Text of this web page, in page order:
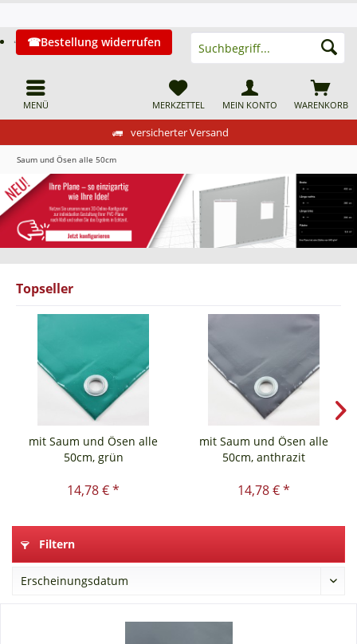
versicherter Versand
MENÜ
Bestellung widerrufen
WARENKORB
MERKZETTEL MEIN KONTO
Saum und Ösen alle 50cm
Topseller
mit Saum und Ösen alle
50cm, grün
14,78 € *
mit Saum und Ösen alle
50cm, anthrazit
14,78 € *
Filtern